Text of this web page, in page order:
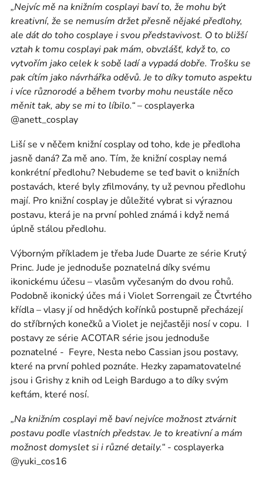
„Nejvíc mě na knižním cosplayi baví to, že mohu být
kreativní, že se nemusím držet přesně nějaké předlohy,
ale dát do toho cosplaye i svou představivost. O to bližší
vztah k tomu cosplayi pak mám, obvzlášť, když to, co
vytvořím jako celek k sobě ladí a vypadá dobře. Trošku se
pak cítím jako návrhářka oděvů. Je to díky tomuto aspektu
i více různorodé a během tvorby mohu neustále něco
měnit tak, aby se mi to líbilo.“– cosplayerka
@anett_cosplay
Liší se v něčem knižní cosplay od toho, kde je předloha
jasně daná? Za mě ano. Tím, že knižní cosplay nemá
konkrétní předlohu? Nebudeme se teď bavit o knižních
postavách, které byly zfilmovány, ty už pevnou předlohu
mají. Pro knižní cosplay je důležité vybrat si výraznou
postavu, která je na první pohled známá i když nemá
úplně stálou předlohu.
Výborným příkladem je třeba Jude Duarte ze série Krutý
Princ. Jude je jednoduše poznatelná díky svému
ikonickému účesu – vlasům vyčesaným do dvou rohů.
Podobně ikonický účes má i Violet Sorrengail ze Čtvrtého
křídla – vlasy jí od hnědých kořínků postupně přecházejí
do stříbrných konečků a Violet je nejčastěji nosí v copu. I
postavy ze série ACOTAR série jsou jednoduše
poznatelné - Feyre, Nesta nebo Cassian jsou postavy,
které na první pohled poznáte. Hezky zapamatovatelné
jsou i Grishy z knih od Leigh Bardugo a to díky svým
keftám, které nosí.
„Na knižním cosplayi mě baví nejvíce možnost ztvárnit
postavu podle vlastních představ. Je to kreativní a mám
možnost domyslet si i různé detaily.“ - cosplayerka
@yuki_cos16